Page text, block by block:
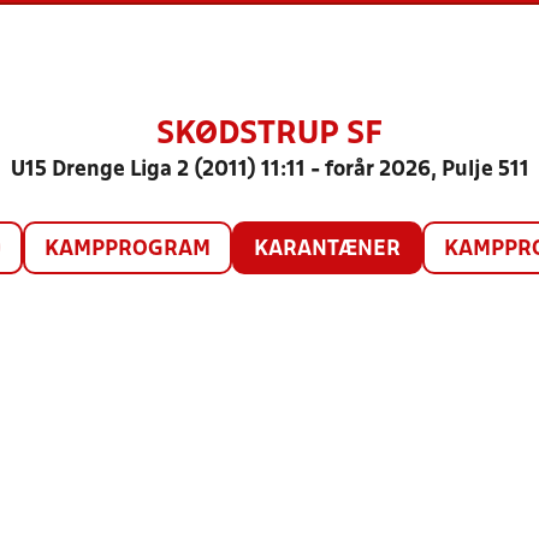
SKØDSTRUP SF
U15 Drenge Liga 2 (2011) 11:11 - forår 2026, Pulje 511
KAMPPROGRAM KARANTÆNER